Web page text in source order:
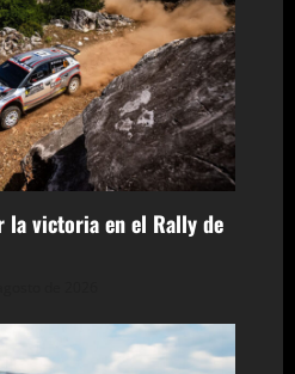
la victoria en el Rally de